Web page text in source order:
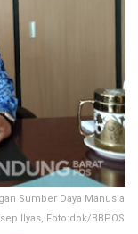
Sumber Daya Manusia
Ilyas, Foto:dok/BBPOS